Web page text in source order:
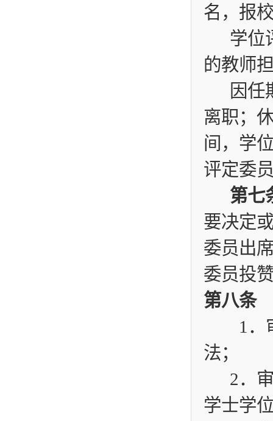
名，报
学位
的教师
因任
离职；
间，学
评定委
第七
要决定
委员出
委员投
第八条
1 ．
法；
2．
学士学